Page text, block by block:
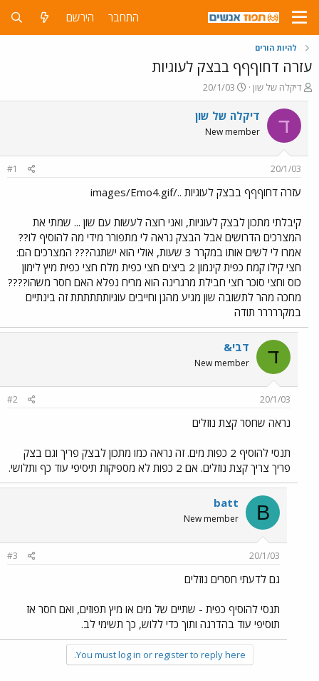
התחבר הירשם
להיות הורים
עזרה דחוףףף בבצק לעוגיות
פ
ו
ת
ח
ה
ש
א
דיקלה של שון
פ
ו
ר
ם
ר
20/1/03
ד דיקלה של שון
New member
20/1/03
#1
עזרה דחוףףף בבצק לעוגיות ../images/Emo4.gif
קיבלתי מתכון לבצק לעוגיות, ואני רוצה לעשות עם שון ... שמתי את
המצרכים הדרושים אבל הבצק נראה לי מתפורר מידי מה להוסיף לו??
אמרו לי לשים אותו במקרר 3 שעות, אולי הוא ישתנה??? המצרכים הם:
חצי קילו קמח כפית קינמון 2 ביצים חצי כפית מלח חצי כפית מיץ לימון
כוס וחצי סוכר חצי חבילת מרגרינה הוא מריח נפלא האם חסר משהו????
מחכה מהר לתשובה שון מגיע מהגן וחייבים עוגיותתתתתת זה בינתיים
במקררררר תודה
ד דבי&
New member
20/1/03
#2
נראה שחסר קצת נוזלים
תנסי להוסיף 2 כפות מים. זה נראה כמו מתכון לבצק פריך וגם בצק
פריך צריך קצת נוזלים. אם 2 כפות לא מספיקות תיסיפי עוד כף ותלושי.
B
batt
New member
20/1/03
#3
גם לדעתי חסרים נוזלים
תנסי להוסיף כפית - שתיים של מים או מיץ תפוזים, ואם חסר אז
תוסיפי עוד בהדרגה ותוך כדי ללוש, כך תשימי לב.
You must log in or register to reply here.